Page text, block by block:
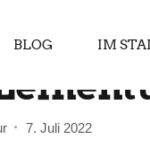
BLOG IM
7. Juli 2022